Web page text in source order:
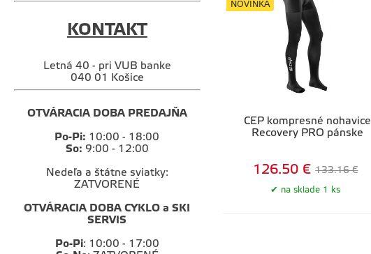
KONTAKT
Letná 40 - pri VUB banke
040 01 Košice
OTVÁRACIA DOBA PREDAJŇA
Po-Pi: 10:00 - 18:00
So: 9:00 - 12:00
Nedeľa a štátne sviatky:
ZATVORENÉ
OTVÁRACIA DOBA CYKLO a SKI
SERVIS
Po-Pi: 10:00 - 17:00
CEP kompresné nohavice
Recovery PRO pánske
NOVINKA
na sklade 1 ks
126.50 € 133.16 €